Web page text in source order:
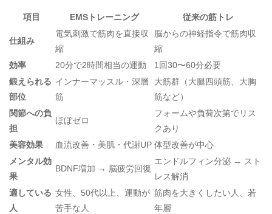
項目 EMSトレーニング 従来の筋トレ
仕組み
電気刺激で筋肉を直接収
縮
脳からの神経指令で筋肉収
縮
効率
20分で2時間相当の運動
1回30〜60分必要
鍛えられる
部位
インナーマッスル・深層
筋
大筋群（大腿四頭筋、大胸
筋など）
関節への負
担
ほぼゼロ
フォームや負荷次第でリス
クあり
美容効果
血流改善・美肌・代謝UP 体型改善が中心
メンタル効
果
BDNF増加 → 脳疲労回復
エンドルフィン分泌 → スト
レス解消
適している
人
女性、50代以上、運動が
苦手な人
筋肉を大きくしたい人、若
年層